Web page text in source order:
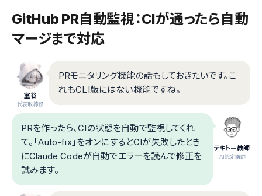
GitHub PR自動監視：CIが通ったら自動
マージまで対応
室谷
代表取締役
PRモニタリング機能の話もしておきたいです。こ
れもCLI版にはない機能ですね。
テキトー教師
.AI認定講師
PRを作ったら、CIの状態を自動で監視してくれ
て。「Auto-fix」をオンにするとCIが失敗したとき
にClaude Codeが自動でエラーを読んで修正を
試みます。